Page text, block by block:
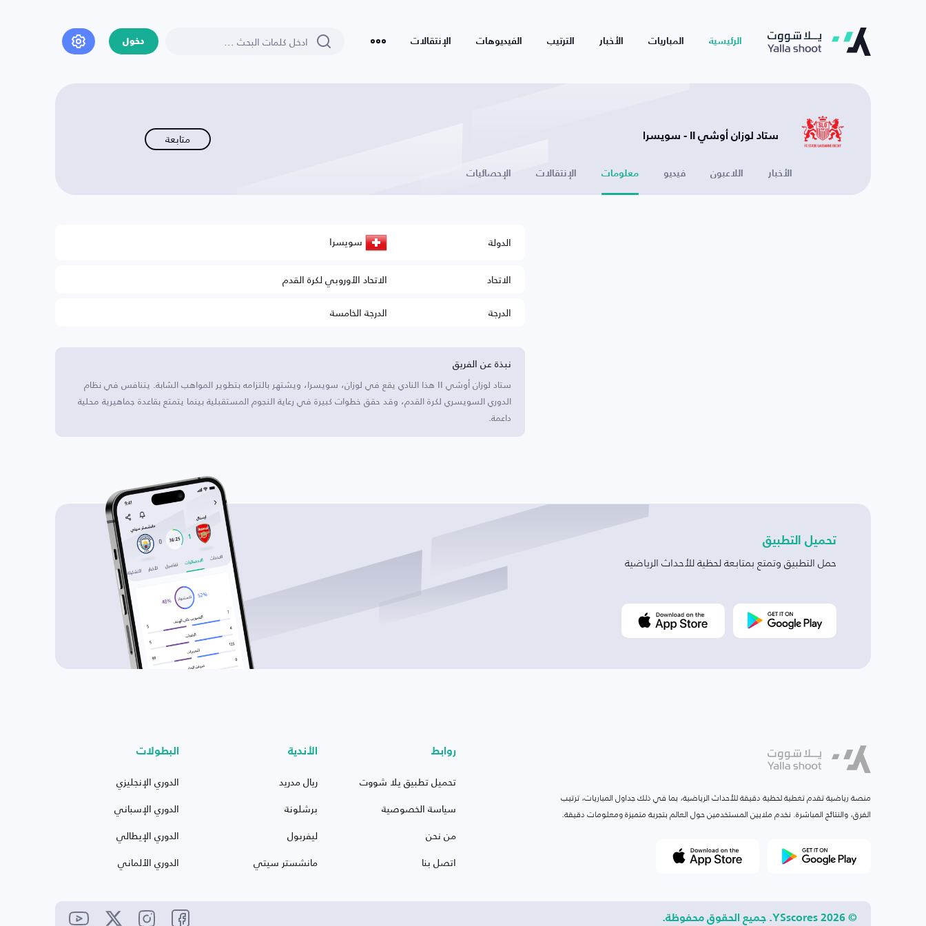
الرئيسية المباريات الأخبار الترتيب الفيديوهات الإنتقالات دخول
ستاد لوزان أوشي II - سويسرا متابعة
الأخبار اللاعبون فيديو معلومات الإنتقالات الإحصائيات
الدولة سويسرا
الاتحاد
الاتحاد الأوروبي لكرة القدم
الدرجة
الدرجة الخامسة
نبذة عن الفريق
ستاد لوزان أوشي II هذا النادي يقع في لوزان، سويسرا، ويشتهر بالتزامه بتطوير المواهب الشابة. يتنافس في نظام
الدوري السويسري لكرة القدم، وقد حقق خطوات كبيرة في رعاية النجوم المستقبلية بينما يتمتع بقاعدة جماهيرية محلية
داعمة.
تحميل التطبيق
حمل التطبيق وتمتع بمتابعة لحظية للأحداث الرياضية
منصة رياضية تقدم تغطية لحظية دقيقة للأحداث الرياضية، بما في ذلك جداول المباريات، ترتيب
الفرق، والنتائج المباشرة. نخدم ملايين المستخدمين حول العالم بتجربة متميزة ومعلومات دقيقة.
روابط
تحميل تطبيق يلا شووت
سياسة الخصوصية
من نحن
اتصل بنا
الأندية
ريال مدريد
برشلونة
ليفربول
مانشستر سيتي
البطولات
الدوري الإنجليزي
الدوري الإسباني
الدوري الإيطالي
الدوري الألماني
© 2026 YSscores. جميع الحقوق محفوظة.